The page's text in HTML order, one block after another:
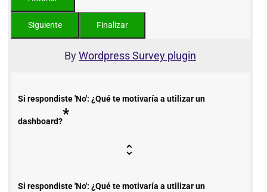
ByWordpress Survey plugin
Si respondiste 'No': ¿Qué te motivaría a utilizar un
dashboard?*
Si respondiste 'No': ¿Qué te motivaría a utilizar un